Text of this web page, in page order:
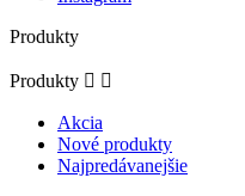
Produkty
Produkty  
Akcia
Nové produkty
Najpredávanejšie